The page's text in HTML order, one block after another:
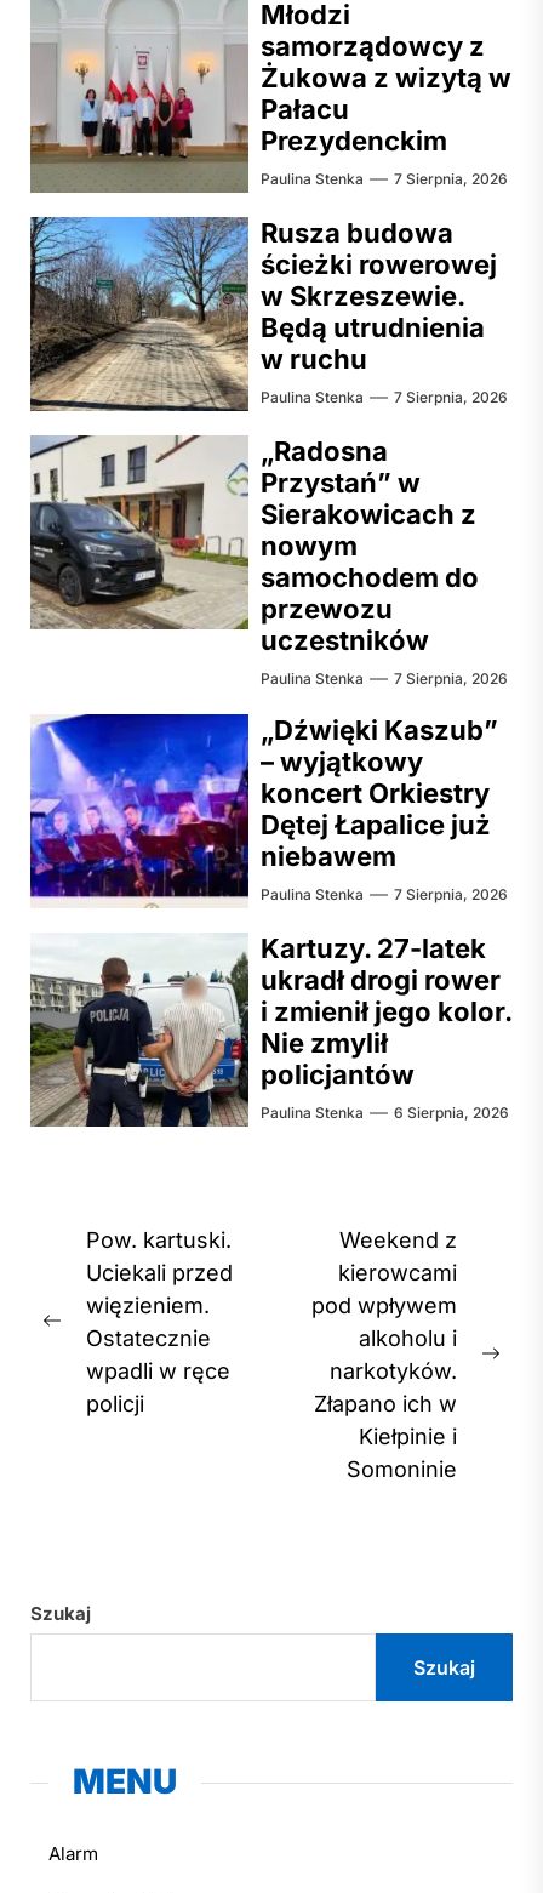
Młodzi
samorządowcy z
Żukowa z wizytą w
Pałacu
Prezydenckim
Paulina Stenka 7 Sierpnia, 2026
Rusza budowa
ścieżki rowerowej
w Skrzeszewie.
Będą utrudnienia
w ruchu
Paulina Stenka 7 Sierpnia, 2026
„Radosna
Przystań” w
Sierakowicach z
nowym
samochodem do
przewozu
uczestników
Paulina Stenka 7 Sierpnia, 2026
„Dźwięki Kaszub”
– wyjątkowy
koncert Orkiestry
Dętej Łapalice już
niebawem
Paulina Stenka 7 Sierpnia, 2026
Kartuzy. 27-latek
ukradł drogi rower
i zmienił jego kolor.
Nie zmylił
policjantów
Paulina Stenka 6 Sierpnia, 2026
Nawigacja
wpisu
Previous
post:
Pow. kartuski.
Uciekali przed
więzieniem.
Ostatecznie
wpadli w ręce
policji
Weekend z
kierowcami
pod wpływem
alkoholu i
narkotyków.
Złapano ich w
Kiełpinie i
Somoninie
Szukaj
Szukaj
MENU
Alarm